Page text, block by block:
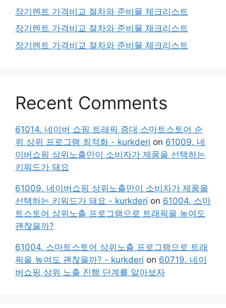
장기렌트 가격비교 절차와 준비물 체크리스트
장기렌트 가격비교 절차와 준비물 체크리스트
장기렌트 가격비교 절차와 준비물 체크리스트
Recent Comments
61014. 네이버 쇼핑 트래픽 증대 스마트스토어 순
위 상위 프로그램 최적화 - kurkderi on 61009. 네
이버쇼핑 상위노출만이 소비자가 제품을 선택하는
키워드가 돼요
61009. 네이버쇼핑 상위노출만이 소비자가 제품을
선택하는 키워드가 돼요 - kurkderi on 61004. 스마
트스토어 상위노출 프로그램으로 트래픽을 높여도
괜찮을까?
61004. 스마트스토어 상위노출 프로그램으로 트래
픽을 높여도 괜찮을까? - kurkderi on 60719. 네이
버쇼핑 상위 노출 진행 단계를 알아보자